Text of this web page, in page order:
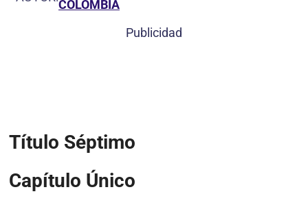
COLOMBIA
Publicidad
Título Séptimo
Capítulo Único